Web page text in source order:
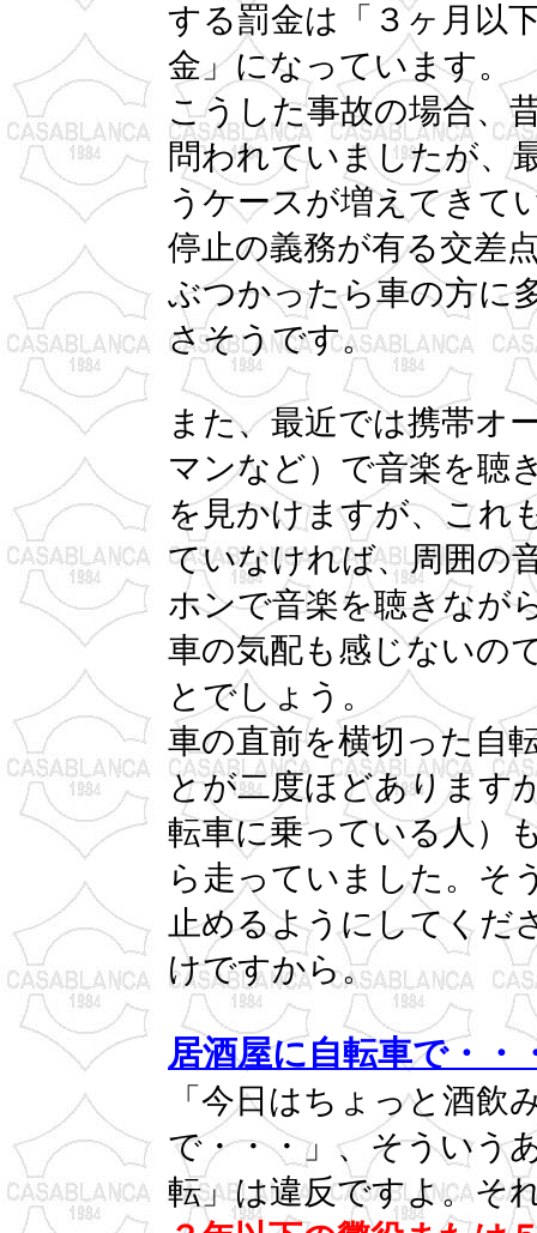
する罰金は「３ヶ月以
金」になっています。
こうした事故の場合、
問われていましたが、
うケースが増えてきて
停止の義務が有る交差
ぶつかったら車の方に
さそうです。
また、最近では携帯オ
マンなど）で音楽を聴
を見かけますが、これ
ていなければ、周囲の
ホンで音楽を聴きなが
車の気配も感じないの
とでしょう。
車の直前を横切った自
とが二度ほどあります
転車に乗っている人）
ら走っていました。そ
止めるようにしてくだ
けですから。
居酒屋に自転車で・・
「今日はちょっと酒飲
で・・・」、そういう
転」は違反ですよ。そ